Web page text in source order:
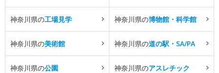
神奈川県の工場見学 神奈川県の博物館・科学館
神奈川県の美術館 神奈川県の道の駅・SA/PA
神奈川県の公園 神奈川県のアスレチック